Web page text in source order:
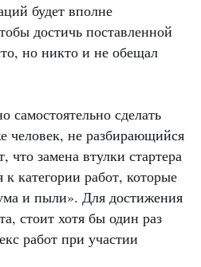
будет вполне
достичь поставленной
но никто и не обещал
самостоятельно сделать
не разбирающийся
замена втулки стартера
категории работ, которые
и пыли». Для достижения
стоит хотя бы один раз
работ при участии